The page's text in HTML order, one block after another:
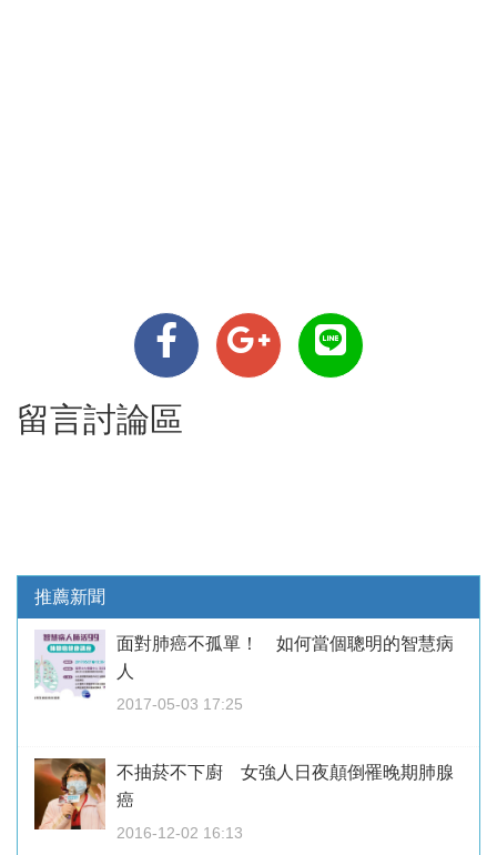
留言討論區
推薦新聞
面對肺癌不孤單！ 如何當個聰明的智慧病
人
2017-05-03 17:25
不抽菸不下廚 女強人日夜顛倒罹晚期肺腺
癌
2016-12-02 16:13